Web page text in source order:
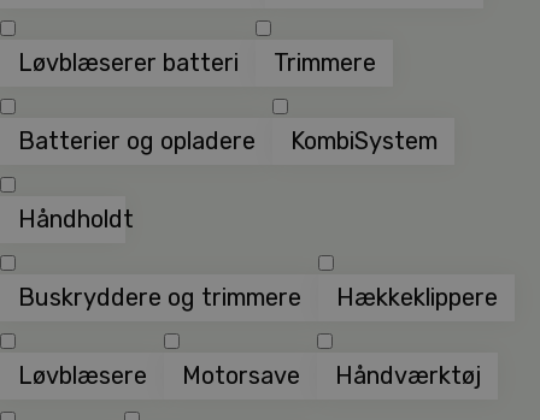
Løvblæserer batteri Trimmere
Batterier og opladere KombiSystem
Håndholdt
Buskryddere og trimmere Hækkeklippere
Løvblæsere Motorsave Håndværktøj